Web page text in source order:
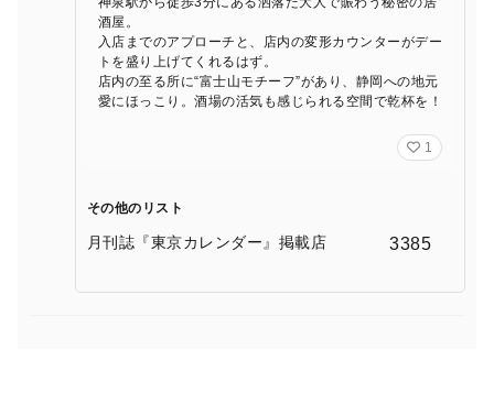
酒屋。
入店までのアプローチと、店内の変形カウンターがデー
トを盛り上げてくれるはず。
店内の至る所に“富士山モチーフ”があり、静岡への地元
愛にほっこり。酒場の活気も感じられる空間で乾杯を！
1
その他のリスト
月刊誌『東京カレンダー』掲載店 3385